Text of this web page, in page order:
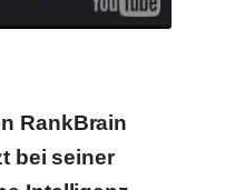
RankBrain
bei seiner